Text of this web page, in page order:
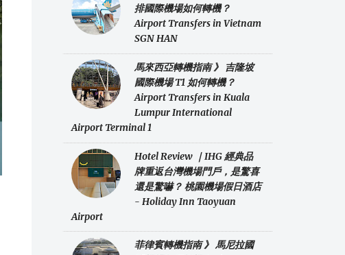
排國際機場如何轉機？
Airport Transfers in Vietnam
SGN HAN
馬來西亞轉機指南 》 吉隆坡
國際機場 T1 如何轉機？
Airport Transfers in Kuala
Lumpur International
Airport Terminal 1
Hotel Review ｜IHG 經典品
牌重返台灣機場門戶，是驚喜
還是驚嚇？ 桃園機場假日酒店
- Holiday Inn Taoyuan
Airport
菲律賓轉機指南 》 馬尼拉國